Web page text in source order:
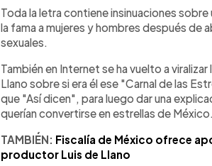
Toda la letra contiene insinuaciones sobre
la fama a mujeres y hombres después de
sexuales.
También en Internet se ha vuelto a
Llano sobre si era él ese "Carnal de las
que "Así dicen", para luego dar una
querían convertirse en estrellas de México.
TAMBIÉN: Fiscalía de México ofrece
productor Luis de Llano